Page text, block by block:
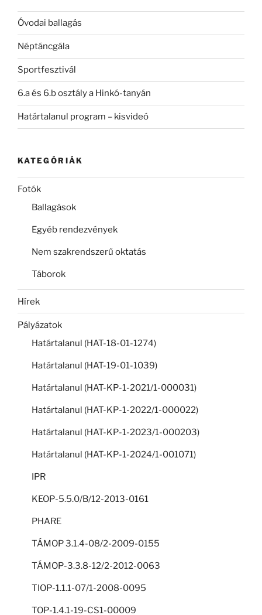
Óvodai ballagás
Néptáncgála
Sportfesztivál
6.a és 6.b osztály a Hinkó-tanyán
Határtalanul program – kisvideó
KATEGÓRIÁK
Fotók
Ballagások
Egyéb rendezvények
Nem szakrendszerű oktatás
Táborok
Hírek
Pályázatok
Határtalanul (HAT-18-01-1274)
Határtalanul (HAT-19-01-1039)
Határtalanul (HAT-KP-1-2021/1-000031)
Határtalanul (HAT-KP-1-2022/1-000022)
Határtalanul (HAT-KP-1-2023/1-000203)
Határtalanul (HAT-KP-1-2024/1-001071)
IPR
KEOP-5.5.0/B/12-2013-0161
PHARE
TÁMOP 3.1.4-08/2-2009-0155
TÁMOP-3.3.8-12/2-2012-0063
TIOP-1.1.1-07/1-2008-0095
TOP-1.4.1-19-CS1-00009